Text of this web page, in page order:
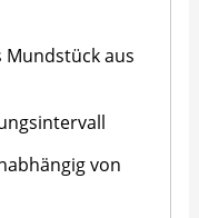
Mundstück aus
von